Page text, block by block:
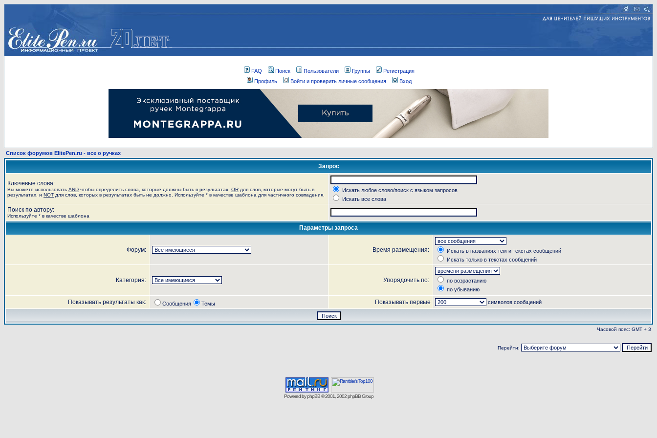
FAQ Поиск Пользователи Группы
Регистрация
Профиль
Войти и проверить личные сообщения Вход
Список форумов ElitePen.ru - все о ручках
Запрос
Ключевые слова:
Вы можете использовать AND чтобы определить слова, которые должны быть в результатах, OR для слов, которые могут быть в
результатах, и NOT для слов, которых в результатах быть не должно. Используйте * в качестве шаблона для частичного совпадения.
Искать любое слово/поиск с языком запросов
Искать все слова
Поиск по автору:
Используйте * в качестве шаблона
Параметры запроса
Форум: Время размещения:
Искать в названиях тем и текстах сообщений
Искать только в текстах сообщений
Категория: Упорядочить по:
по возрастанию
по убыванию
Показывать результаты как: Сообщения Темы Показывать первые символов сообщений
Часовой пояс: GMT + 3
Перейти:
Powered byphpBB© 2001, 2002 phpBB Group